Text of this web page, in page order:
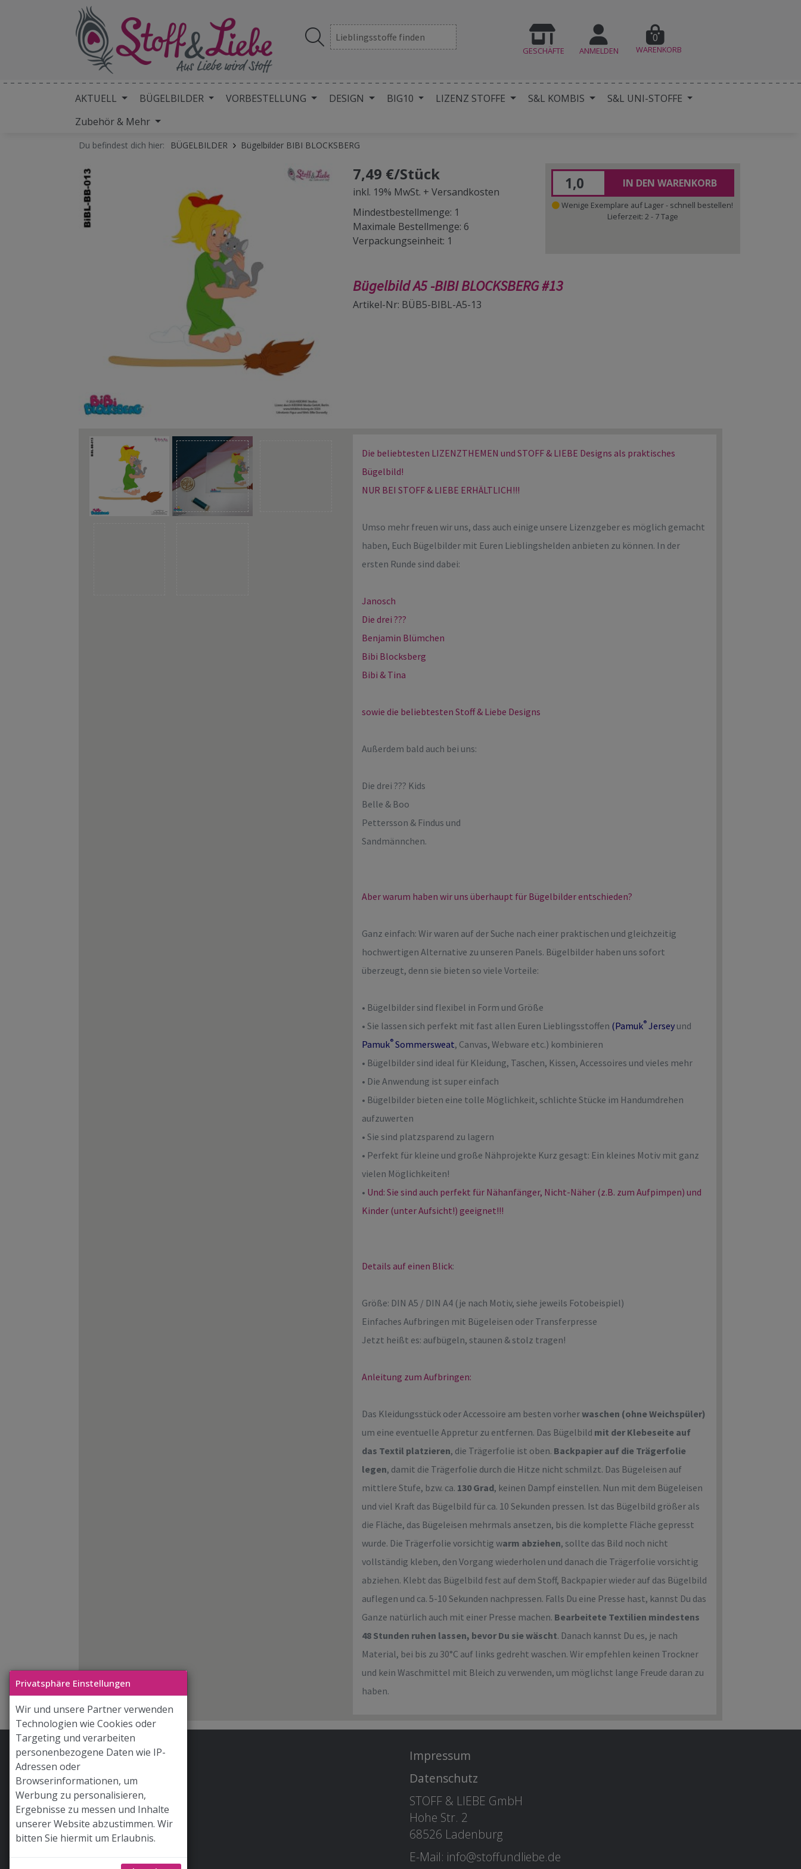
Privatsphäre Einstellungen
Wir und unsere Partner verwenden
Technologien wie Cookies oder
Targeting und verarbeiten
personenbezogene Daten wie IP-
Adressen oder
Browserinformationen, um
Werbung zu personalisieren,
Ergebnisse zu messen und Inhalte
unserer Website abzustimmen. Wir
bitten Sie hiermit um Erlaubnis.
GESCHÄFTE ANMELDEN
0
WARENKORB
AKTUELL BÜGELBILDER VORBESTELLUNG DESIGN BIG10 LIZENZ STOFFE S&L KOMBIS
S&L UNI-STOFFE
Zubehör & Mehr
Du befindest dich hier: BÜGELBILDER Bügelbilder BIBI BLOCKSBERG
7,49 €/Stück
inkl. 19% MwSt. + Versandkosten
Mindestbestellmenge: 1
Maximale Bestellmenge: 6
Verpackungseinheit: 1
IN DEN WARENKORB
Wenige Exemplare auf Lager - schnell bestellen!
Lieferzeit: 2 - 7 Tage
Bügelbild A5 -BIBI BLOCKSBERG #13
Artikel-Nr: BÜB5-BIBL-A5-13
Die beliebtesten LIZENZTHEMEN und STOFF & LIEBE Designs als praktisches
Bügelbild!
NUR BEI STOFF & LIEBE ERHÄLTLICH!!!
Umso mehr freuen wir uns, dass auch einige unsere Lizenzgeber es möglich gemacht
haben, Euch Bügelbilder mit Euren Lieblingshelden anbieten zu können. In der
ersten Runde sind dabei:
Janosch
Die drei ???
Benjamin Blümchen
Bibi Blocksberg
Bibi & Tina
sowie die beliebtesten Stoff & Liebe Designs
Außerdem bald auch bei uns:
Die drei ??? Kids
Belle & Boo
Pettersson & Findus und
Sandmännchen.
Aber warum haben wir uns überhaupt für Bügelbilder entschieden?
Ganz einfach: Wir waren auf der Suche nach einer praktischen und gleichzeitig
hochwertigen Alternative zu unseren Panels. Bügelbilder haben uns sofort
überzeugt, denn sie bieten so viele Vorteile:
• Bügelbilder sind flexibel in Form und Größe
• Sie lassen sich perfekt mit fast allen Euren Lieblingsstoffen (Pamuk® Jersey und
Pamuk® Sommersweat, Canvas, Webware etc.) kombinieren
• Bügelbilder sind ideal für Kleidung, Taschen, Kissen, Accessoires und vieles mehr
• Die Anwendung ist super einfach
• Bügelbilder bieten eine tolle Möglichkeit, schlichte Stücke im Handumdrehen
aufzuwerten
• Sie sind platzsparend zu lagern
• Perfekt für kleine und große Nähprojekte Kurz gesagt: Ein kleines Motiv mit ganz
vielen Möglichkeiten!
• Und: Sie sind auch perfekt für Nähanfänger, Nicht-Näher (z.B. zum Aufpimpen) und
Kinder (unter Aufsicht!) geeignet!!!
Details auf einen Blick:
Größe: DIN A5 / DIN A4 (je nach Motiv, siehe jeweils Fotobeispiel)
Einfaches Aufbringen mit Bügeleisen oder Transferpresse
Jetzt heißt es: aufbügeln, staunen & stolz tragen!
Anleitung zum Aufbringen:
Das Kleidungsstück oder Accessoire am besten vorherwaschen (ohne Weichspüler)
um eine eventuelle Appretur zu entfernen. Das Bügelbild mit der Klebeseite auf
das Textil platzieren, die Trägerfolie ist oben. Backpapier auf die Trägerfolie
legen, damit die Trägerfolie durch die Hitze nicht schmilzt. Das Bügeleisen auf
mittlere Stufe, bzw. ca. 130 Grad, keinen Dampf einstellen. Nun mit dem Bügeleisen
und viel Kraft das Bügelbild für ca. 10 Sekunden pressen. Ist das Bügelbild größer als
die Fläche, das Bügeleisen mehrmals ansetzen, bis die komplette Fläche gepresst
wurde. Die Trägerfolie vorsichtig warm abziehen, sollte das Bild noch nicht
vollständig kleben, den Vorgang wiederholen und danach die Trägerfolie vorsichtig
abziehen. Klebt das Bügelbild fest auf dem Stoff, Backpapier wieder auf das Bügelbild
auflegen und ca. 5-10 Sekunden nachpressen. Falls Du eine Presse hast, kannst Du das
Ganze natürlich auch mit einer Presse machen. Bearbeitete Textilien mindestens
48 Stunden ruhen lassen, bevor Du sie wäscht. Danach kannst Du es, je nach
Material, bei bis zu 30°C auf links gedreht waschen. Wir empfehlen keinen Trockner
und kein Waschmittel mit Bleich zu verwenden, um möglichst lange Freude daran zu
haben.
Stoff & Liebe App
Hilfe / FAQ
Versand
Widerrufsrecht
AGB
Impressum
Datenschutz
STOFF & LIEBE GmbH
Hohe Str. 2
68526 Ladenburg
E-Mail: info@stoffundliebe.de